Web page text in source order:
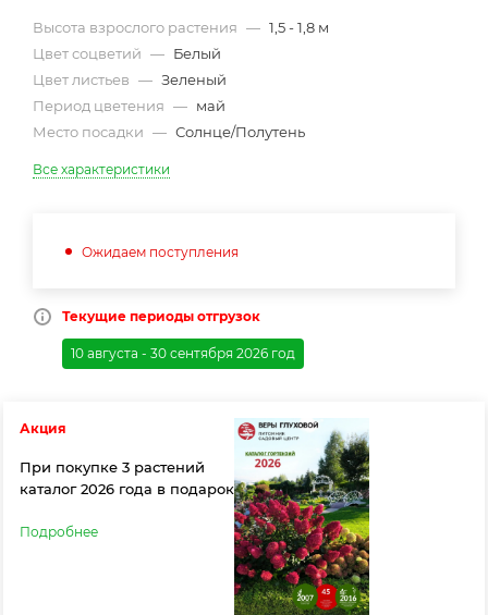
Высота взрослого растения — 1,5 - 1,8 м
Цвет соцветий — Белый
Цвет листьев — Зеленый
Период цветения — май
Место посадки — Солнце/Полутень
Все характеристики
Ожидаем поступления
Текущие периоды отгрузок
10 августа - 30 сентября 2026 год
Акция
При покупке 3 растений
каталог 2026 года в подарок
Подробнее